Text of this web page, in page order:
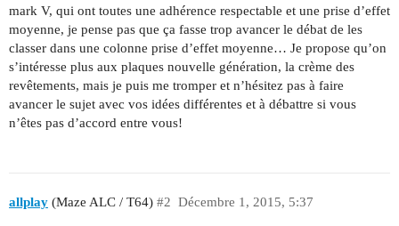
mark V, qui ont toutes une adhérence respectable et une prise d’effet
moyenne, je pense pas que ça fasse trop avancer le débat de les
classer dans une colonne prise d’effet moyenne… Je propose qu’on
s’intéresse plus aux plaques nouvelle génération, la crème des
revêtements, mais je puis me tromper et n’hésitez pas à faire
avancer le sujet avec vos idées différentes et à débattre si vous
n’êtes pas d’accord entre vous!
allplay (Maze ALC / T64) Décembre 1, 2015, 5:37
#2